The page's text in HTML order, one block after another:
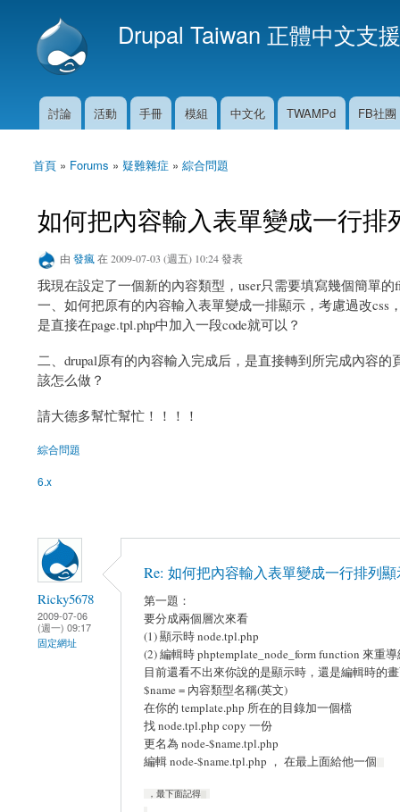
Drupal Taiwan 正體中文支
主選單
討論 活動 手冊 模組 中文化 TWAMPd FB社團
您在這裡
首頁 » Forums » 疑難雜症 » 綜合問題
如何把內容輸入表單變成一行排
由 發瘋 在 2009-07-03 (週五) 10:24 發表
我現在設定了一個新的內容類型，user只需要填寫幾個簡單的
一、如何把原有的內容輸入表單變成一排顯示，考慮過改
是直接在page.tpl.php中加入一段code就可以？
二、drupal原有的內容輸入完成后，是直接轉到所完成內容
該怎么做？
請大德多幫忙幫忙！！！！
綜合問題
6.x
Ricky5678
2009-07-06
(週一) 09:17
固定網址
Re: 如何把內容輸入表單變成一行排列顯
第一題：
要分成兩個層次來看
(1) 顯示時 node.tpl.php
(2) 編輯時 phptemplate_node_form function 來重導
目前還看不出來你說的是顯示時，還是編輯時的畫
$name = 內容類型名稱(英文)
在你的 template.php 所在的目錄加一個檔
找 node.tpl.php copy 一份
更名為 node-$name.tpl.php
編輯 node-$name.tpl.php ， 在最上面給他一個
，最下面記得